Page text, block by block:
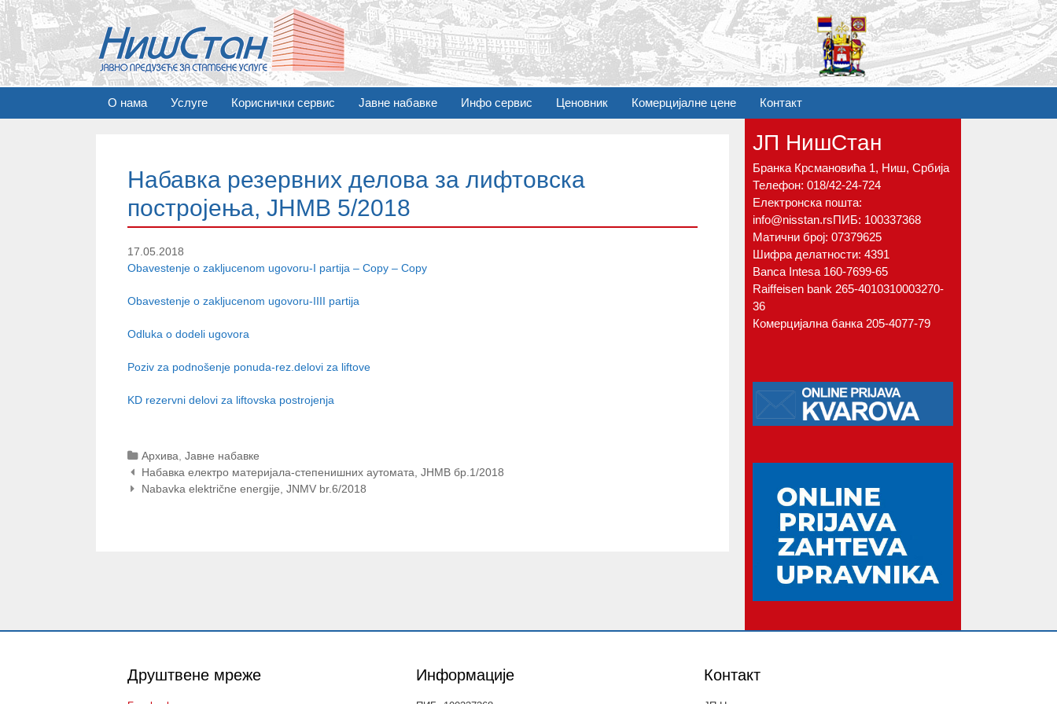
О нама Услуге Кориснички сервис Јавне набавке Инфо сервис Ценовник Комерцијалне цене Контакт
Набавка резервних делова за лифтовска
постројења, ЈНМВ 5/2018
17.05.2018
Obavestenje o zakljucenom ugovoru-I partija – Copy – Copy
Obavestenje o zakljucenom ugovoru-IIII partija
Odluka o dodeli ugovora
Poziv za podnošenje ponuda-rez.delovi za liftove
KD rezervni delovi za liftovska postrojenja
Categories
Архива Јавне набавке
Post
navigation
Набавка електро материјала-степенишних аутомата, ЈНМВ бр.1/2018
Nabavka električne energije, JNMV br.6/2018
ЈП НишСтан
Бранка Крсмановића 1, Ниш, Србија
Телефон: 018/42-24-724
Електронска пошта:
info@nisstan.rsПИБ: 100337368
Матични број: 07379625
Шифра делатности: 4391
Banca Intesa 160-7699-65
Raiffeisen bank 265-4010310003270-
36
Комерцијална банка 205-4077-79
Друштвене мреже Информације Контакт